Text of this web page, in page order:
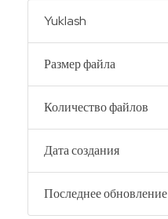
Yuklash
Размер файла
Количество файлов
Дата создания
Последнее обновление